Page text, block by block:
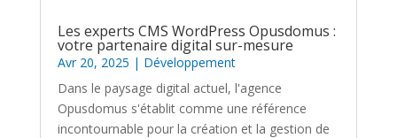
Les experts CMS WordPress Opusdomus :
votre partenaire digital sur-mesure
Avr 20, 2025 | Développement
Dans le paysage digital actuel, l'agence
Opusdomus s'établit comme une référence
incontournable pour la création et la gestion de